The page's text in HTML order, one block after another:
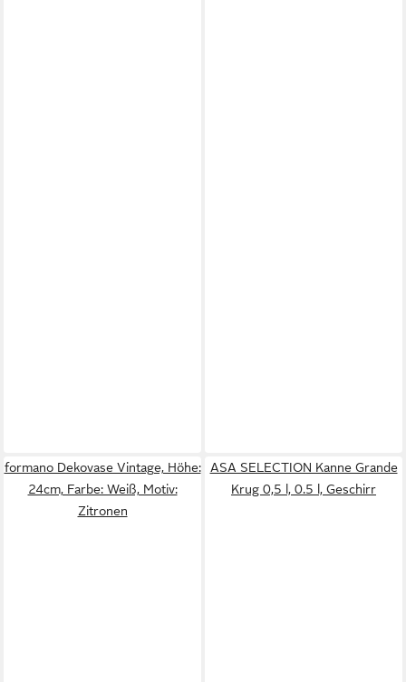
formano Dekovase Vintage, Höhe:
24cm, Farbe: Weiß, Motiv:
Zitronen
ASA SELECTION Kanne Grande
Krug 0,5 l, 0.5 l, Geschirr